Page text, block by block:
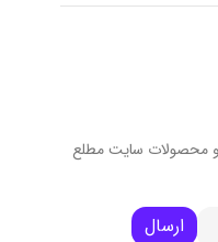
با عضویت در خبرنامه از آخرین اخبار و محصولات سایت مطلع
ارسال